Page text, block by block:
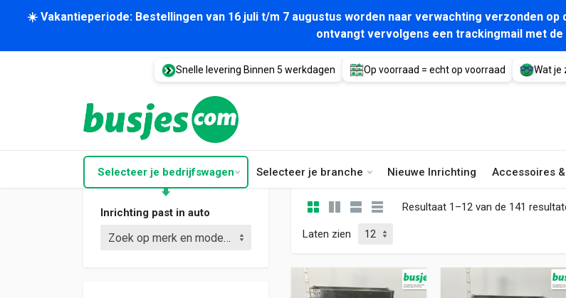
☀️ Vakantieperiode: Bestellingen van 16 juli t/m 7 augustus worden naar verwachting verzonden
ontvangt vervolgens een trackingmail met
Snelle levering Binnen 5 werkdagen Op voorraad = echt op voorraad Wat je
Selecteer je bedrijfswagen Selecteer je branche Nieuwe Inrichting Accessoires
Inrichting past in auto
Zoek op merk en model (bijv. Crafter L3)
Resultaat 1–12 van de 141
Laten zien